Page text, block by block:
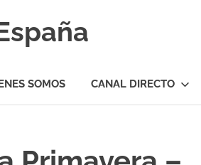
SOMOS CANAL DIRECTO